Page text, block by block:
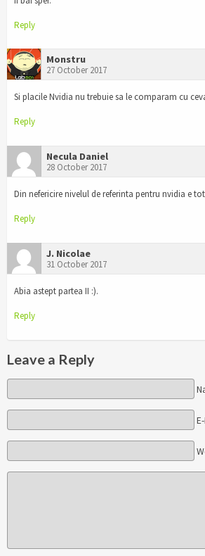
Reply
Monstru
27 October 2017
Si placile Nvidia nu trebuie sa le comparam cu
Reply
Necula Daniel
28 October 2017
Din nefericire nivelul de referinta pentru nvidia e
Reply
J. Nicolae
31 October 2017
Abia astept partea II :).
Reply
Leave a Reply